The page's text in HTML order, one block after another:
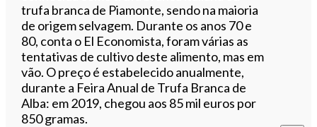
trufa branca de Piamonte, sendo na maioria
de origem selvagem. Durante os anos 70 e
80, conta o El Economista, foram várias as
tentativas de cultivo deste alimento, mas em
vão. O preço é estabelecido anualmente,
durante a Feira Anual de Trufa Branca de
Alba: em 2019, chegou aos 85 mil euros por
850 gramas.